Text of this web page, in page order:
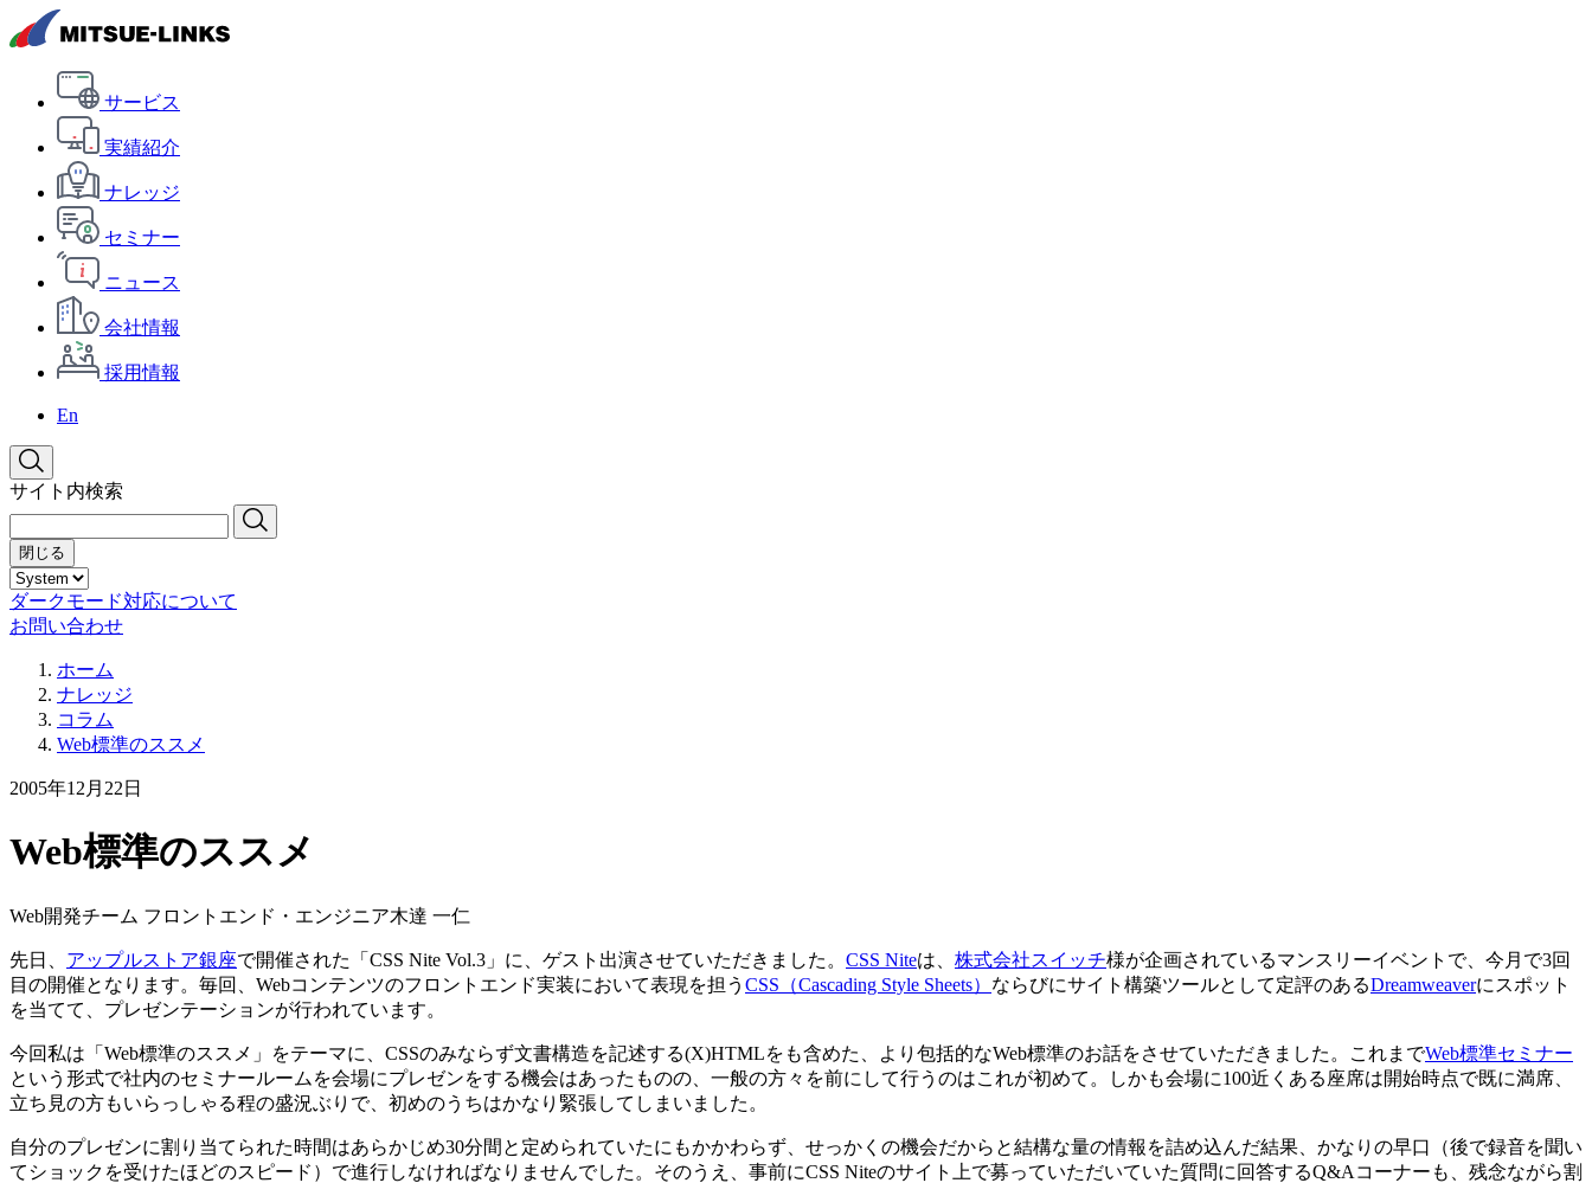
サービス
実績紹介
ナレッジ
セミナー
ニュース
会社情報
採用情報
En
サイト内検索
閉じる
ダークモード対応について
お問い合わせ
ホーム
ナレッジ
コラム
Web標準のススメ
2005年12月22日
Web標準のススメ
Web開発チーム フロントエンド・エンジニア木達 一仁
先日、 アップルストア銀座で開催された「CSS Nite Vol.3」に、ゲスト出演させていただきました。 CSS Niteは、 株式会社スイッチ様が企画されているマンスリーイベントで、今月で3回
目の開催となります。毎回、Webコンテンツのフロントエンド実装において表現を担う CSS（Cascading Style Sheets） ならびにサイト構築ツールとして定評のあるDreamweaverにスポット
を当てて、プレゼンテーションが行われています。
今回私は「Web標準のススメ」をテーマに、CSSのみならず文書構造を記述する(X)HTMLをも含めた、より包括的なWeb標準のお話をさせていただきました。これまでWeb標準セミナー
という形式で社内のセミナールームを会場にプレゼンをする機会はあったものの、一般の方々を前にして行うのはこれが初めて。しかも会場に100近くある座席は開始時点で既に満席、
立ち見の方もいらっしゃる程の盛況ぶりで、初めのうちはかなり緊張してしまいました。
自分のプレゼンに割り当てられた時間はあらかじめ30分間と定められていたにもかかわらず、せっかくの機会だからと結構な量の情報を詰め込んだ結果、かなりの早口（後で録音を聞い
てショックを受けたほどのスピード）で進行しなければなりませんでした。そのうえ、事前にCSS Niteのサイト上で募っていただいていた質問に回答するQ&Aコーナーも、残念ながら割